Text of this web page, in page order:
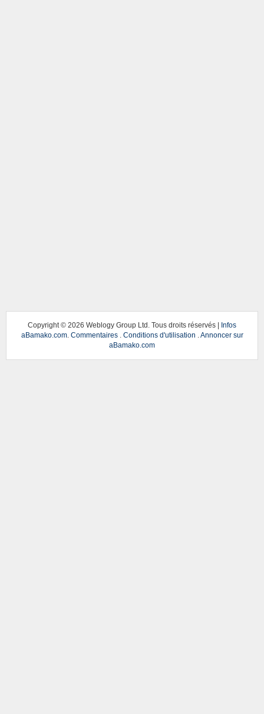
Copyright © 2026 Weblogy Group Ltd. Tous droits réservés |
Infos
aBamako.com. Commentaires. Conditions d'utilisation .Annoncer sur
aBamako.com